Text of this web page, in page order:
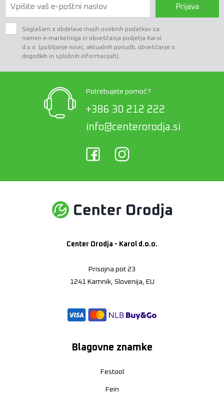
Prijava
Soglašam z obdelavo mojih osebnih podatkov za
namen e-marketinga in obveščanja podjetja Karol
d.o.o. (pošiljanje novic, aktualnih ponudb, obveščanje o
dogodkih in splošnih informacijah).
Potrebujete pomoč?
+386 30 212 222
info@centerorodja.si
Center Orodja - Karol d.o.o.
Prisojna pot 23
1241 Kamnik, Slovenija, EU
Blagovne znamke
Festool
Fein